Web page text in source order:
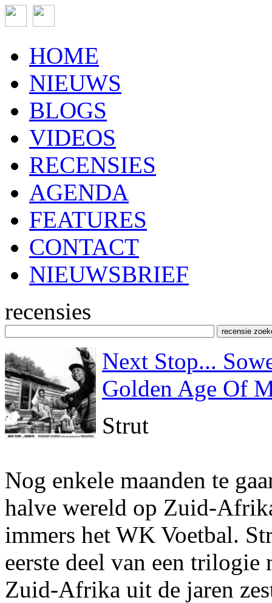
HOME
NIEUWS
BLOGS
VIDEOS
RECENSIES
AGENDA
FEATURES
CONTACT
NIEUWSBRIEF
recensies
Next Stop...
Golden Age Of
Strut
Nog enkele maanden te
halve wereld op Zuid-
immers het WK Voetbal.
eerste deel van een
Zuid-Afrika uit de jaren